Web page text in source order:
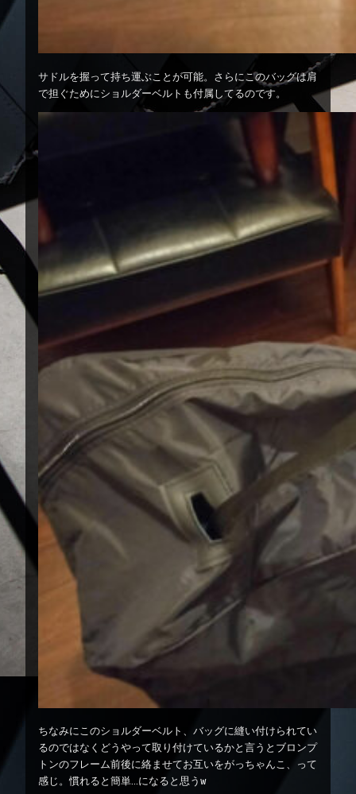
サドルを握って持ち運ぶことが可能。さらにこのバッグは肩
で担ぐためにショルダーベルトも付属してるのです。
ちなみにこのショルダーベルト、バッグに縫い付けられてい
るのではなくどうやって取り付けているかと言うとブロンプ
トンのフレーム前後に絡ませてお互いをがっちゃんこ、って
感じ。慣れると簡単…になると思うw